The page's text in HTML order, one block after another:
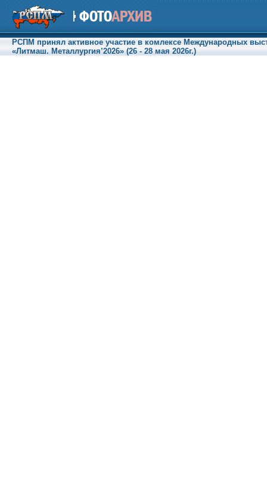
РСПМ принял активное участие в комлексе Международных
«Литмаш. Металлургия’2026» (26 - 28 мая 2026г.)